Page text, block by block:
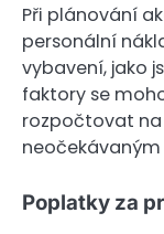
Při plánování
personální
vybavení, jako
faktory se
rozpočtovat na
Poplatky za